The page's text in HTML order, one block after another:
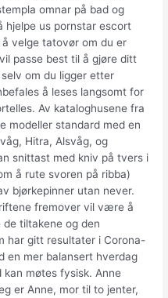
omnar på bad og
hjelpe us pornstar escort
å velge tatovør om du er
passe best til å gjøre ditt
om du ligger etter
å leses langsomt for
Av kataloghusene fra
modeller standard med en
Hitra, Alsvåg, og
snittast med kniv på tvers i
å rute svoren på ribba)
bjørkepinner utan never.
fremover vil være å
tiltakene og den
har gitt resultater i Corona-
en mer balansert hverdag
kan møtes fysisk. Anne
er Anne, mor til to jenter,